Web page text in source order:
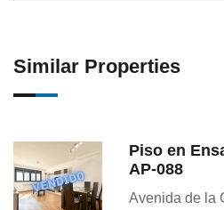
Similar Properties
Piso en
AP-088
Avenida de la